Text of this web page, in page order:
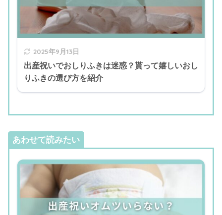
2025年9月13日
出産祝いでおしりふきは迷惑？貰って嬉しいおし
りふきの選び方を紹介
あわせて読みたい